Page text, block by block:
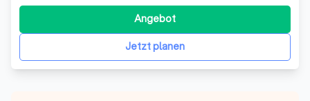
spezialisiert hat. Mit Sitz in Koblenz und München, hat er
seine juristische Ausbildung an der renommierten
Johannes-Gutenberg-Universität Mainz absolviert und ist
seit 1995 als RechtsanwaltJetzt planen
Angebot